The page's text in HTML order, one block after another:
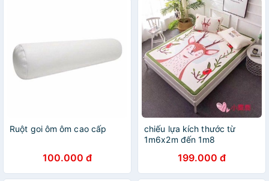
Ruột goi ôm ôm cao cấp
100.000 đ
chiếu lựa kích thước từ
1m6x2m đến 1m8
199.000 đ